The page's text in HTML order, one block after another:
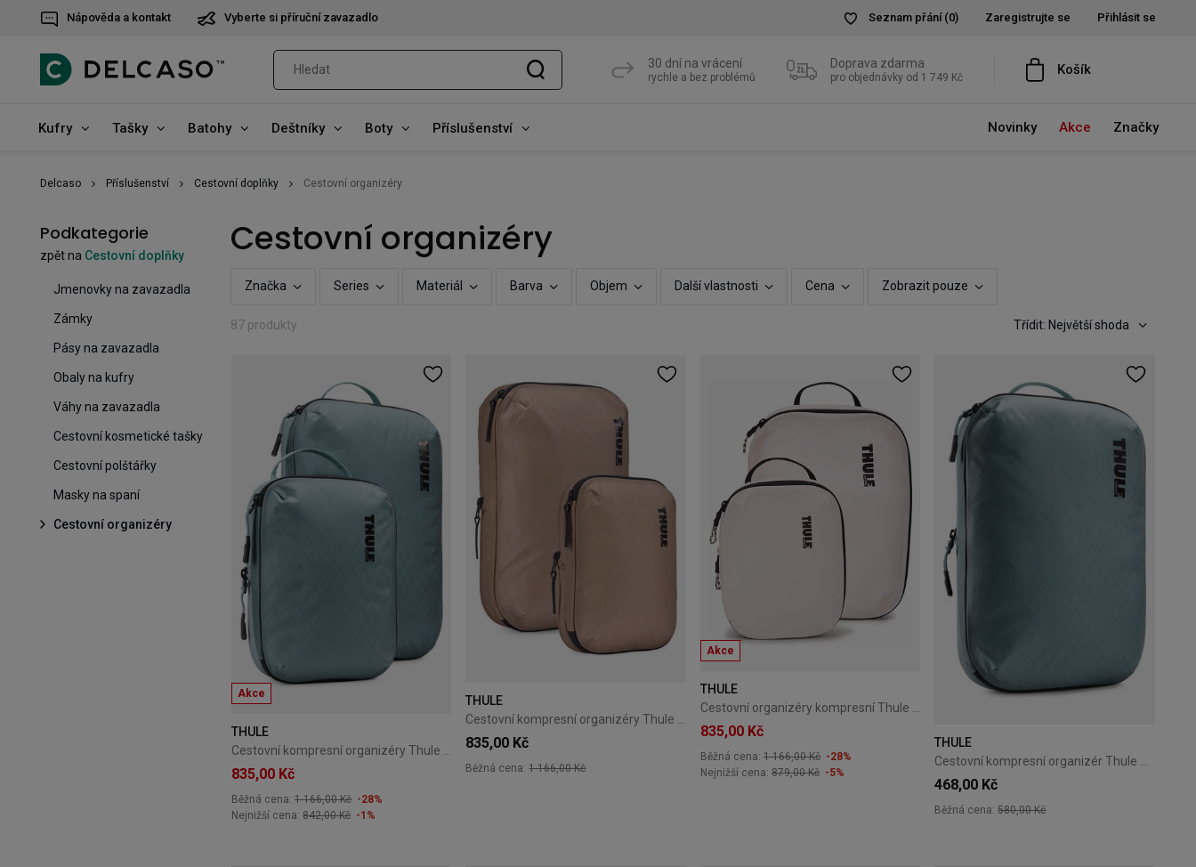
Nápověda a kontakt Vyberte si příruční zavazadlo Seznam přání (0) Zaregistrujte se Přihlásit se
30 dní na vrácení
rychle a bez problémů
Doprava zdarma
pro objednávky od 1 749 Kč Košík
Kufry Tašky Batohy Deštníky Boty Příslušenství Novinky Akce Značky
Delcaso Příslušenství Cestovní doplňky Cestovní organizéry
Podkategorie
zpět na Cestovní doplňky
Jmenovky na zavazadla
Zámky
Pásy na zavazadla
Obaly na kufry
Váhy na zavazadla
Cestovní kosmetické tašky
Cestovní polštářky
Masky na spaní
Cestovní organizéry
Cestovní organizéry
Značka Series Materiál Barva Objem Další vlastnosti Cena Zobrazit pouze
87 produkty Třídit: Největší shoda
Akce
THULE
835,00 Kč
Běžná cena: 1 166,00 Kč -28%
Nejnižší cena: 842,00 Kč -1%
THULE
835,00 Kč
Běžná cena:1 166,00 Kč
Akce
THULE
Cestovní organizéry kompresní Thule PackingCube bílý
835,00 Kč
Běžná cena: 1 166,00 Kč -28%
Nejnižší cena: 879,00 Kč -5%
THULE
468,00 Kč
Běžná cena:580,00 Kč